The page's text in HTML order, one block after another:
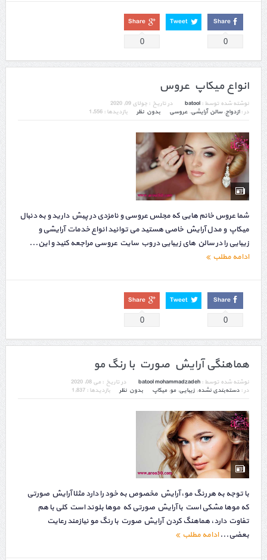
Share
0
Tweet
Share
0
انواع میکاپ عروس
نوشته شده توسط : batool در تاریخ : جولای 09, 2020
در :ازدواج,سالن آرایشی, عروسی بدون نظر بازدیدها : 1,556
شما عروس خانم هایی که مجلس عروسی و نامزدی در پیش دارید و به دنبال
میکاپ و مدل آرایش خاصی هستید می توانید انواع خدمات آرایشی و
زیبایی را در سالن های زیبایی در وب سایت عروسی مراجعه کنید و این...
ادامه مطلب
Share
0
Tweet
Share
0
هماهنگی آرایش صورت با رنگ مو
نوشته شده توسط : batool mohammadzadeh در تاریخ : می 08, 2020
در : دسته‌بندی نشده, زیبایی,مو,میکاپ بدون نظر بازدیدها : 1,837
با توجه به هر رنگ مو، آرایش مخصوص به خود را دارد مثلا آرایش صورتی
که موها مشکی است با آرایش صورتی که موها بلوند است کلی با هم
تفاوت دارد، هماهنگ کردن آرایش صورت با رنگ مو نیازمند رعایت
بعضی...ادامه مطلب